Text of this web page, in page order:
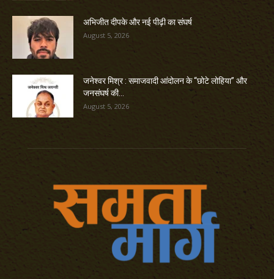
अभिजीत दीपके और नई पीढ़ी का संघर्ष
August 5, 2026
जनेश्वर मिश्र : समाजवादी आंदोलन के “छोटे लोहिया” और
जनसंघर्ष की...
August 5, 2026